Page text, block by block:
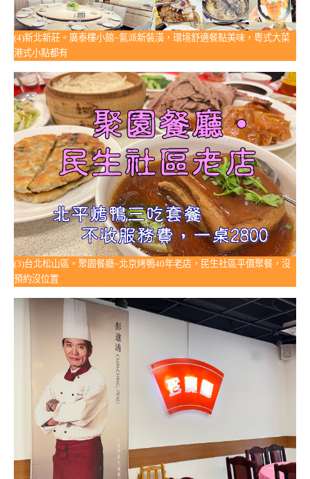
(4)新北新莊。廣泰樓小館~氣派新裝潢，環境舒適餐點美味，粵式大菜
港式小點都有
(3)台北松山區。聚園餐廳~北京烤鴨40年老店，民生社區平價聚餐，沒
預約沒位置